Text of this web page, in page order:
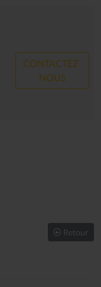
CONTACTEZ-
NOUS
Retour